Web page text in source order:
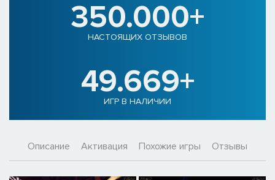
350.000+
НАСТОЯЩИХ ОТЗЫВОВ
49.669+
ИГР В НАЛИЧИИ
Описание Активация Похожие игры Отзывы